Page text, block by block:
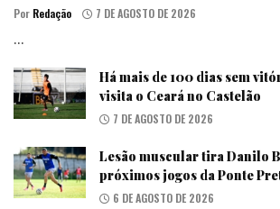
Por Redação 7 DE AGOSTO DE 2026
...
Há mais de 100 dias sem
visita o Ceará no Castelão
7 DE AGOSTO DE 2026
Lesão muscular tira Danilo
próximos jogos da Ponte
6 DE AGOSTO DE 2026